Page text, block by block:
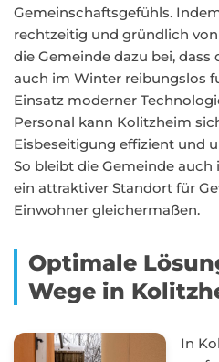
Gemeinschaftsgefühls.
rechtzeitig und gründlich
die Gemeinde dazu bei, dass
auch im Winter reibungslos
Einsatz moderner
Personal kann Kolitzheim
Eisbeseitigung effizient und
So bleibt die Gemeinde
ein attraktiver Standort für
Einwohner gleichermaßen.
Optimale
Wege in
In